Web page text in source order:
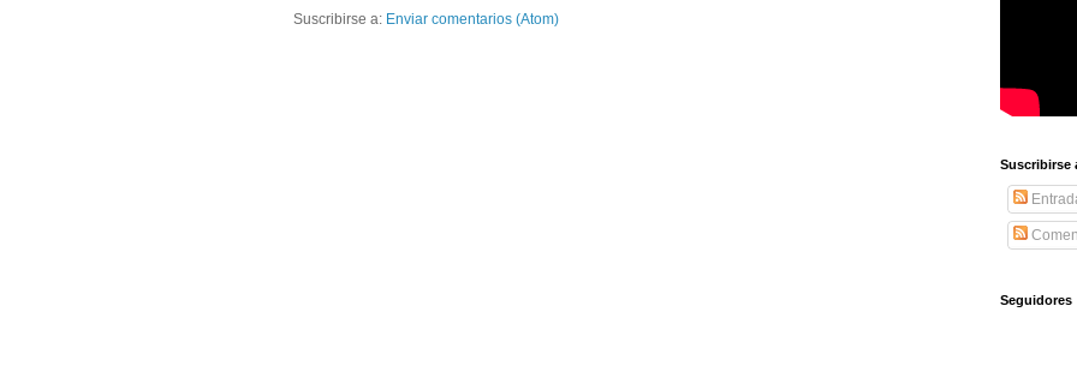
Suscribirse a: Enviar comentarios (Atom)
Suscribirse
Seguidores